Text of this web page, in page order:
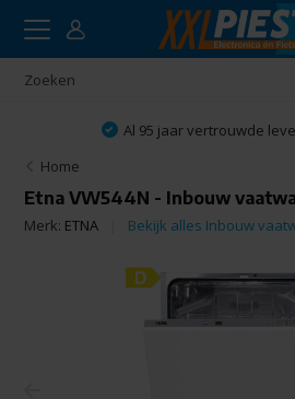
Al 95 jaar vertrouwde
Home
Etna VW544N - Inbouw
Merk: ETNA Bekijk alles Inbouw